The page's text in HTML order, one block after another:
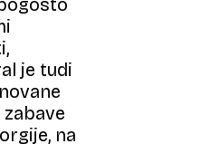
je tudi
na